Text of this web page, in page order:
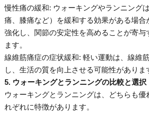
慢性痛の緩和: ウォーキングやランニング
痛、膝痛など）を緩和する効果がある場合
強化し、関節の安定性を高めることが寄与
ます。
線維筋痛症の症状緩和: 軽い運動は、線維
し、生活の質を向上させる可能性がありま
5. ウォーキングとランニングの比較と選択
ウォーキングとランニングは、どちらも優
れぞれに特徴があります。